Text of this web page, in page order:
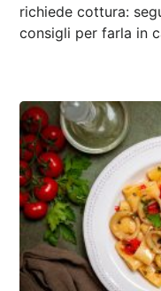
richiede cottura:
consigli per farla in